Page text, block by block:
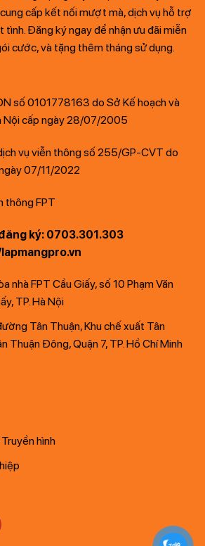
cấp kết nối mượt mà, dịch vụ hỗ trợ
tình. Đăng ký ngay để nhận ưu đãi miễn
cước, và tặng thêm tháng sử dụng.
số 0101778163 do Sở Kế hoạch và
Nội cấp ngày 28/07/2005
vụ viễn thông số 255/GP-CVT do
07/11/2022
thông FPT
ký: 0703.301.303
nhà FPT Cầu Giấy, số 10 Phạm Văn
TP. Hà Nội
Tân Thuận, Khu chế xuất Tân
Thuận Đông, Quận 7, TP. Hồ Chí Minh
hình